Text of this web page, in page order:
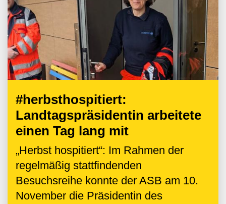
#herbsthospitiert:
Landtagspräsidentin arbeitete
einen Tag lang mit
„Herbst hospitiert“: Im Rahmen der
regelmäßig stattfindenden
Besuchsreihe konnte der ASB am 10.
November die Präsidentin des